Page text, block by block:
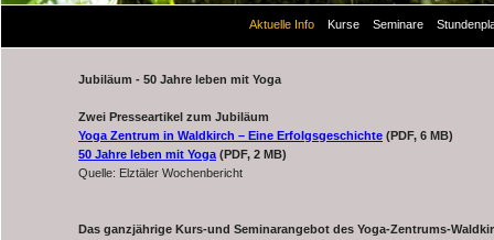
Aktuelle Info Kurse Seminare
Jubiläum - 50 Jahre leben mit Yoga
Zwei Presseartikel zum Jubiläum
Yoga Zentrum in Waldkirch – Eine Erfolgsgeschichte (PDF, 6 MB)
50 Jahre leben mit Yoga (PDF, 2 MB)
Quelle: Elztäler Wochenbericht
Das ganzjährige Kurs-und Seminarangebot des Yoga-Zentrums-